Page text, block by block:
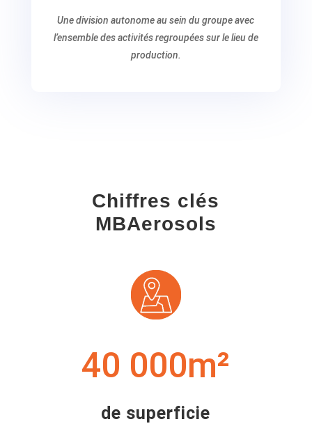
Une division autonome au sein du groupe avec
l’ensemble des activitésregroupéessur le lieu de
production.
Chiffres clés
MBAerosols
40 000
de superficie